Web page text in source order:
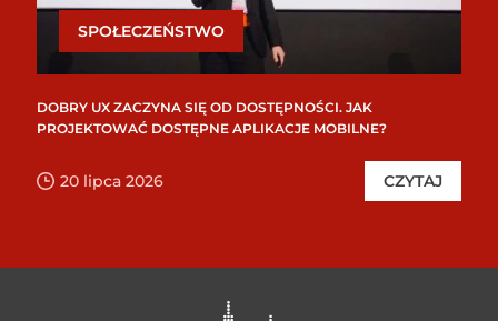
SPOŁECZEŃSTWO
DOBRY UX ZACZYNA SIĘ OD DOSTĘPNOŚCI. JAK
PROJEKTOWAĆ DOSTĘPNE APLIKACJE MOBILNE?
20 lipca 2026 CZYTAJ